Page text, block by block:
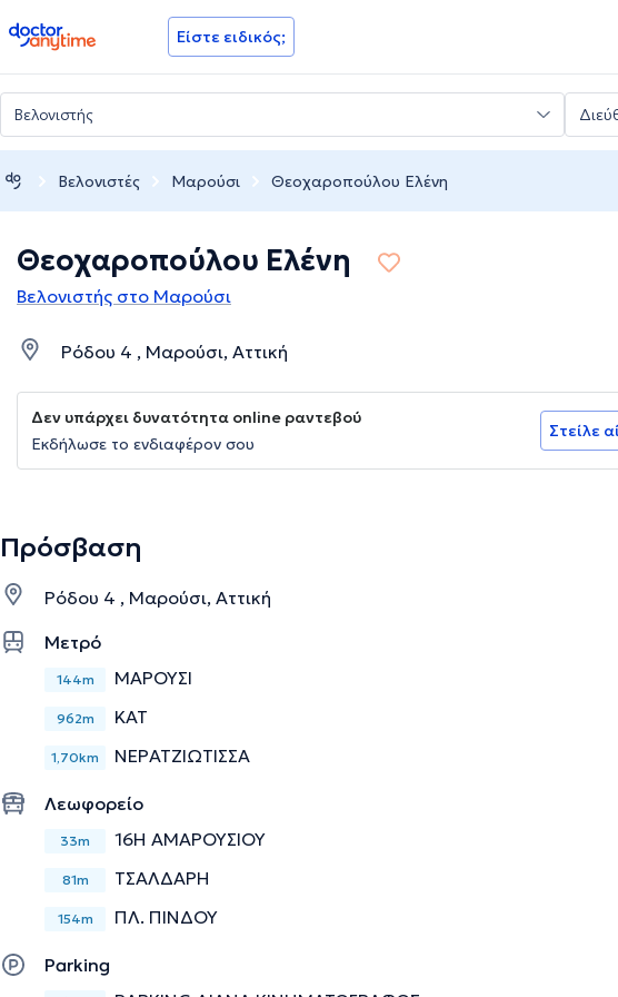
doctoranytime Είστε ειδικός;
Βελονιστές Μαρούσι Θεοχαροπούλου Ελένη
Θεοχαροπούλου Ελένη
Βελονιστής στο Μαρούσι
Ρόδου 4 , Μαρούσι, Αττική
Δεν υπάρχει δυνατότητα online ραντεβού
Εκδήλωσε το ενδιαφέρον σου
Στείλε
Πρόσβαση
Ρόδου 4 , Μαρούσι, Αττική
Μετρό
144m ΜΑΡΟΥΣΙ
962m ΚΑΤ
1,70km ΝΕΡΑΤΖΙΩΤΙΣΣΑ
Λεωφορείο
33m 16Η ΑΜΑΡΟΥΣΙΟΥ
81m ΤΣΑΛΔΑΡΗ
154m ΠΛ. ΠΙΝΔΟΥ
Parking